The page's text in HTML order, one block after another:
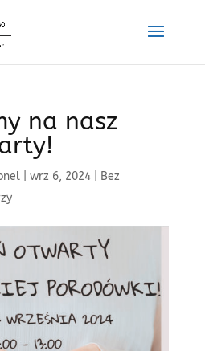
na nasz
| wrz 6, 2024|
Bez